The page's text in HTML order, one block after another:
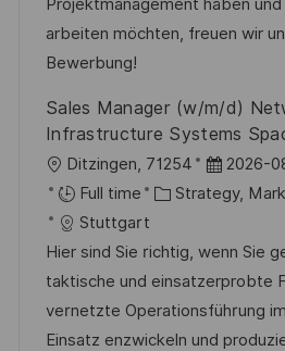
t
y
Projektmanagement haben
arbeiten möchten, freuen wir
Bewerbung!
Sales Manager (w/m/d)
Infrastructure Systems
L
o
c
a
t
i
o
Ditzingen, 71254
P
o
t
e
d
D
2026-
Full time
C
t
e
g
o
Strategy,
Stuttgart
Hier sind Sie richtig, wenn Sie
taktische und einsatzerprobte
vernetzte Operationsführung
Einsatz enzwickeln und